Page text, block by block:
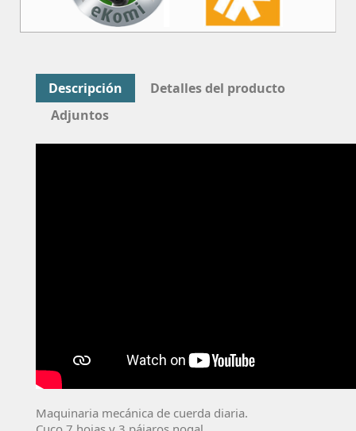
Descripción
Detalles del producto
Adjuntos
Maquinaria mecánica de cuerda diaria.